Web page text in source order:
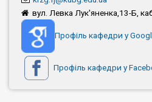
вул. Левка Лук'яненка,13-Б,
Профіль кафедри у
Профіль кафедри у